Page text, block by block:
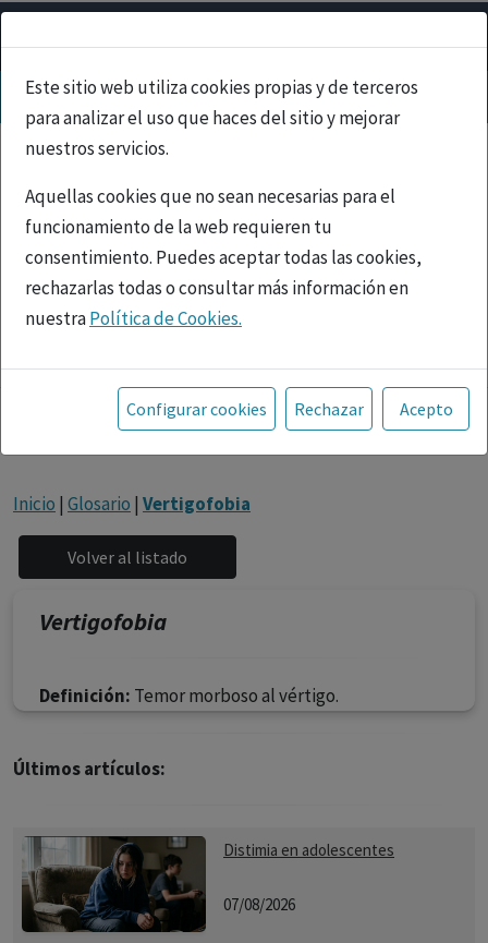
Este sitio web utiliza cookies propias y de terceros
para analizar el uso que haces del sitio y mejorar
nuestros servicios.
Aquellas cookies que no sean necesarias para el
funcionamiento de la web requieren tu
consentimiento. Puedes aceptar todas las cookies,
rechazarlas todas o consultar más información en
nuestraPolítica de Cookies.
Toda la información incluida en la Página Web está
referida a productos del mercado español y, por
tanto, dirigida a profesionales sanitarios legalmente
facultados para prescribir o dispensar medicamentos
fármacos se facilita a título meramente informativo,
siendo responsabilidad de los profesionales
facultados prescribir medicamentos y decidir, en cada
caso concreto, el tratamiento más adecuado a las
necesidades del paciente.
Configurar cookies Rechazar Acepto
Inicio | Glosario | Vertigofobia
Vertigofobia
Definición: Temor morboso al vértigo.
Últimos artículos:
Distimia en adolescentes
07/08/2026